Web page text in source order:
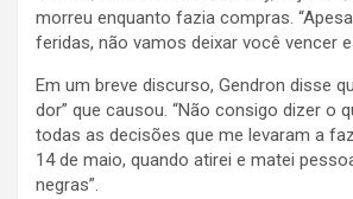
morreu enquanto fazia compras.
feridas, não vamos deixar você vencer
Em um breve discurso, Gendron disse
dor” que causou. “Não consigo dizer o
todas as decisões que me levaram a
14 de maio, quando atirei e matei
negras”.